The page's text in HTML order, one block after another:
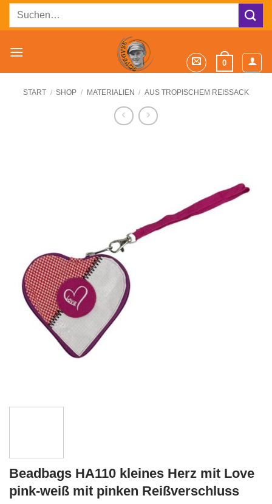
ZumSuchen
0
START / SHOP / MATERIALIEN / AUS TROPISCHEM REISSACK
Beadbags HA110 kleines Herz mit Love
pink-weiß mit pinken Reißverschluss